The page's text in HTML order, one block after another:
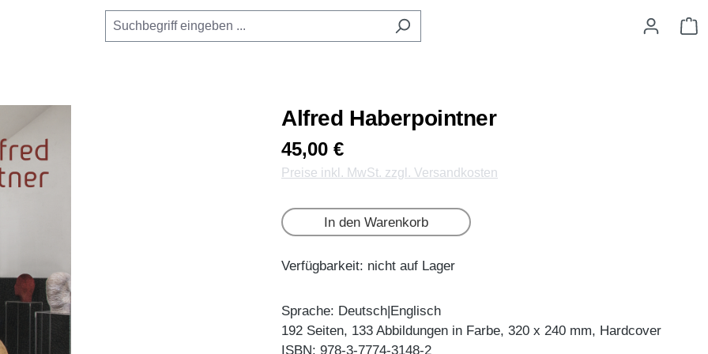
Alfred Haberpointner
45,00 €
Preise inkl. MwSt. zzgl. Versandkosten
In den Warenkorb
Verfügbarkeit: nicht auf Lager
Sprache: Deutsch|Englisch
192 Seiten, 133 Abbildungen in Farbe, 320 x 240 mm, Hardcover
ISBN: 978-3-7774-3148-2